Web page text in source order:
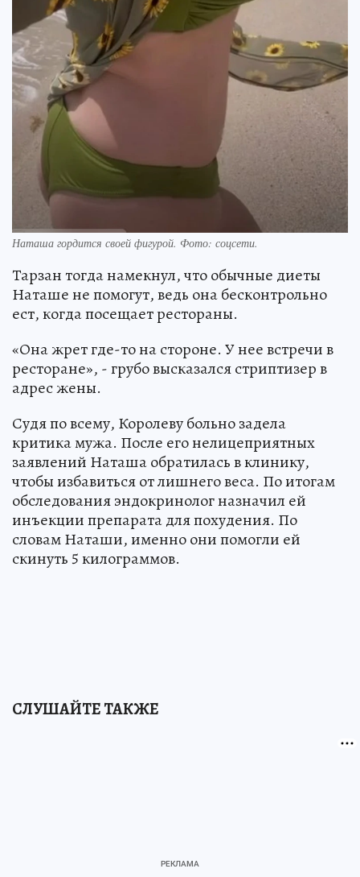
Наташа гордится своей фигурой. Фото: соцсети.
Тарзан тогда намекнул, что обычные диеты
Наташе не помогут, ведь она бесконтрольно
ест, когда посещает рестораны.
«Она жрет где-то на стороне. У нее встречи в
ресторане», - грубо высказался стриптизер в
адрес жены.
Судя по всему, Королеву больно задела
критика мужа. После его нелицеприятных
заявлений Наташа обратилась в клинику,
чтобы избавиться от лишнего веса. По итогам
обследования эндокринолог назначил ей
инъекции препарата для похудения. По
словам Наташи, именно они помогли ей
скинуть 5 килограммов.
СЛУШАЙТЕ ТАКЖЕ